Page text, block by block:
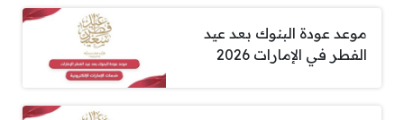
موعد عودة البنوك بعد عيد
الفطر في الإمارات 2026